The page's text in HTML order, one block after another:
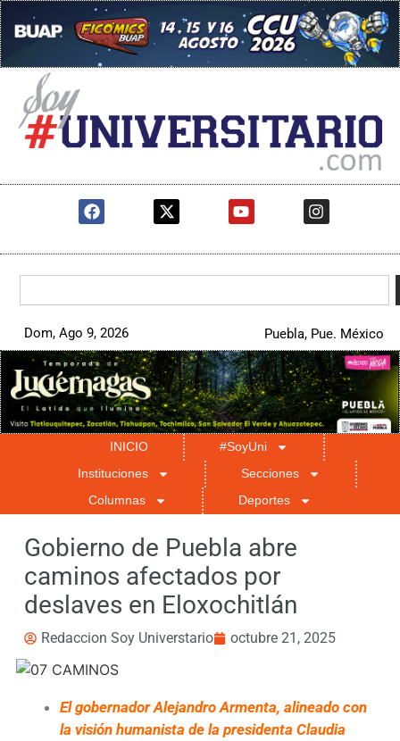
Dom, Ago 9, 2026 Puebla, Pue. México
INICIO
#SoyUni
Instituciones
Secciones
Columnas
Deportes
Gobierno de Puebla abre
caminos afectados por
deslaves en Eloxochitlán
Redaccion Soy Universtario octubre 21, 2025
El gobernador Alejandro Armenta, alineado con
la visión humanista de la presidenta Claudia